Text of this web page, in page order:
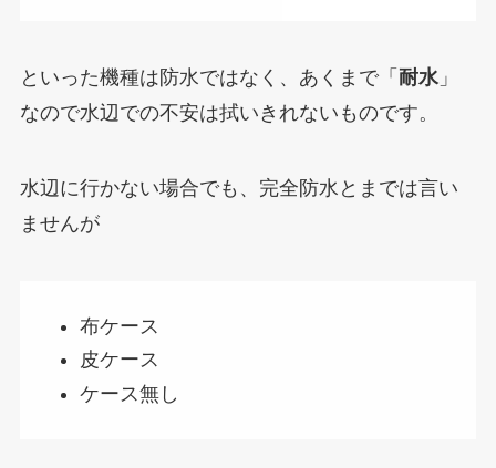
といった機種は防水ではなく、あくまで「 耐水」
なので水辺での不安は拭いきれないものです。
水辺に行かない場合でも、完全防水とまでは言い
ませんが
布ケース
皮ケース
ケース無し